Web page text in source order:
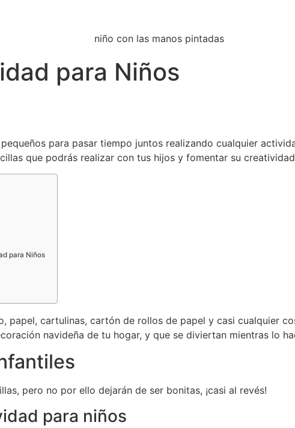
para Niños
para pasar tiempo juntos realizando cualquier
que podrás realizar con tus hijos y fomentar su
para Niños
papel, cartulinas, cartón de rollos de papel y casi cualquier
navideña de tu hogar, y que se diviertan mientras lo
pero no por ello dejarán de ser bonitas, ¡casi al revés!
para niños